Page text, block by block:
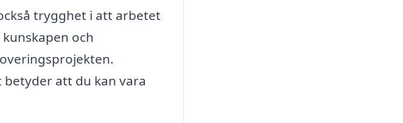
trygghet i att arbetet
och
att du kan vara